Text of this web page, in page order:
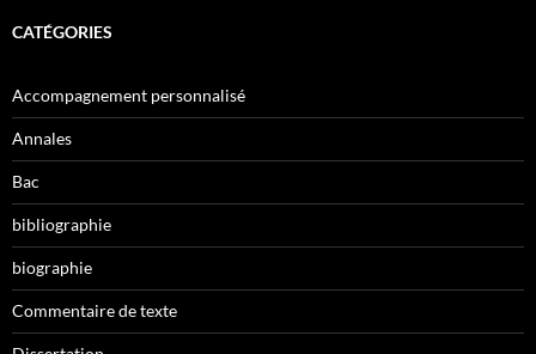
CATÉGORIES
Accompagnement personnalisé
Annales
Bac
bibliographie
biographie
Commentaire de texte